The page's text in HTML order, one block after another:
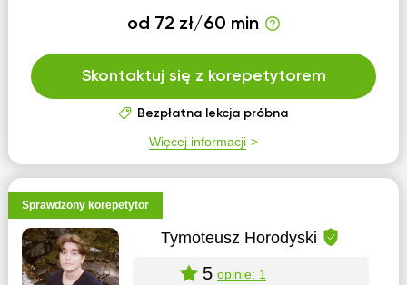
od 72 zł/60 min
Skontaktuj się z korepetytorem
Bezpłatna lekcja próbna
Więcej informacji
Sprawdzony korepetytor
Tymoteusz Horodyski
5 opinie: 1